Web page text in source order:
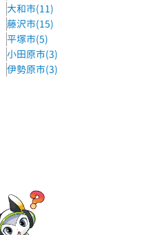
線、横浜市営地下鉄ブルーラ
線、江ノ島電鉄 藤沢駅 徒歩5分
ターマックス湘南藤沢校
大和市(11)
藤沢市(15)
平塚市(5)
小田原市(3)
伊勢原市(3)